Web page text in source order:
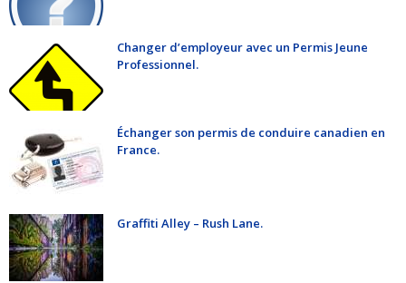
Changer d’employeur avec un Permis Jeune
Professionnel.
Échanger son permis de conduire canadien en
France.
Graffiti Alley – Rush Lane.